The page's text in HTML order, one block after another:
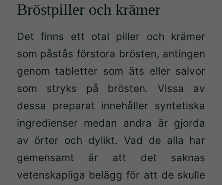
Bröstpiller och krämer
Det finns ett otal piller och krämer
som påstås förstora brösten, antingen
genom tabletter som äts eller salvor
som stryks på brösten. Vissa av
dessa preparat innehåller syntetiska
ingredienser medan andra är gjorda
av örter och dylikt. Vad de alla har
gemensamt är att det saknas
vetenskapliga belägg för att de skulle